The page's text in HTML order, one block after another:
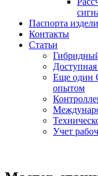
Паспорта
Контакты
Статьи
Еще один
опытом
Учет